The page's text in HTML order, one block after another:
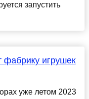
запустить
фабрику игрушек
уже летом 2023